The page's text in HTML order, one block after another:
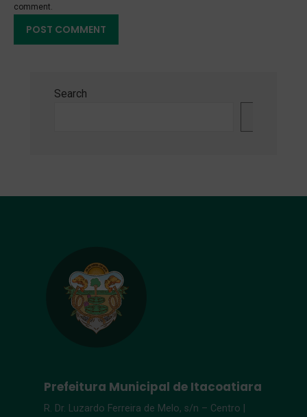
comment.
Search
Prefeitura Municipal de Itacoatiara
R. Dr. Luzardo Ferreira de Melo, s/n – Centro |